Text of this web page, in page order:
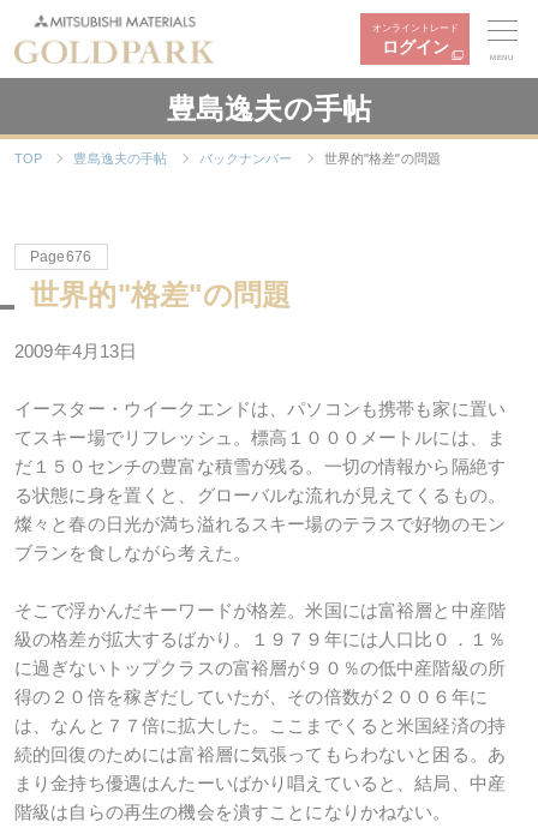
オンライントレード
ログイン
MENU
豊島逸夫の手帖
TOP 豊島逸夫の手帖 バックナンバー 世界的"格差"の問題
Page676
世界的"格差"の問題
2009年4月13日
イースター・ウイークエンドは、パソコンも携帯も家に置い
てスキー場でリフレッシュ。標高１０００メートルには、ま
だ１５０センチの豊富な積雪が残る。一切の情報から隔絶す
る状態に身を置くと、グローバルな流れが見えてくるもの。
燦々と春の日光が満ち溢れるスキー場のテラスで好物のモン
ブランを食しながら考えた。
そこで浮かんだキーワードが格差。米国には富裕層と中産階
級の格差が拡大するばかり。１９７９年には人口比０．１％
に過ぎないトップクラスの富裕層が９０％の低中産階級の所
得の２０倍を稼ぎだしていたが、その倍数が２００６年に
は、なんと７７倍に拡大した。ここまでくると米国経済の持
続的回復のためには富裕層に気張ってもらわないと困る。あ
まり金持ち優遇はんたーいばかり唱えていると、結局、中産
階級は自らの再生の機会を潰すことになりかねない。